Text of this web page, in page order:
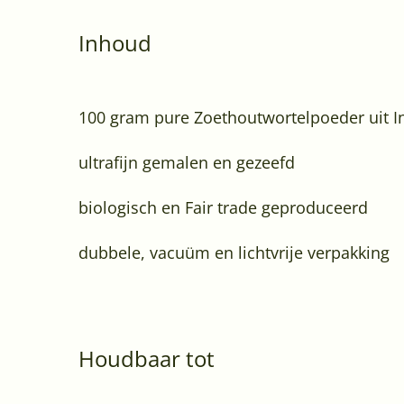
Inhoud
100 gram pure Zoethoutwortelpoeder uit
ultrafijn gemalen en gezeefd
biologisch en Fair trade geproduceerd
dubbele, vacuüm en lichtvrije verpakking
Houdbaar tot